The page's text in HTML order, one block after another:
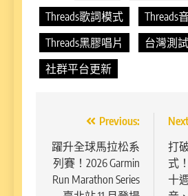
Threads歌詞模式
Threads
Threads黑膠唱片
台灣測
社群平台更新
章
導
Previous:
躍升全球馬拉松系
列賽！2026 Garmin
Run Marathon Series
打
式
十